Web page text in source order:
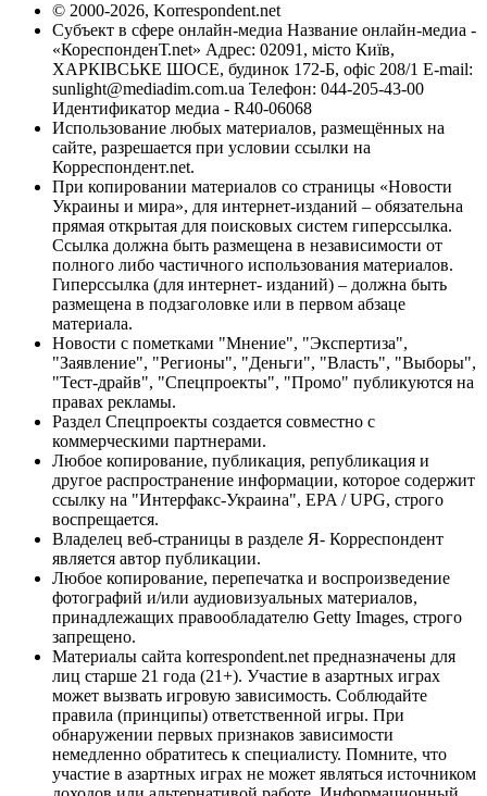
© 2000-2026, Korrespondent.net
Субъект в сфере онлайн-медиа Название онлайн-медиа -
«КореспонденТ.net» Адрес: 02091, місто Київ,
ХАРКІВСЬКЕ ШОСЕ, будинок 172-Б, офіс 208/1 E-mail:
sunlight@mediadim.com.ua Телефон: 044-205-43-00
Идентификатор медиа - R40-06068
Использование любых материалов, размещённых на
сайте, разрешается при условии ссылки на
Корреспондент.net.
При копировании материалов со страницы «Новости
Украины и мира», для интернет-изданий – обязательна
прямая открытая для поисковых систем гиперссылка.
Ссылка должна быть размещена в независимости от
полного либо частичного использования материалов.
Гиперссылка (для интернет- изданий) – должна быть
размещена в подзаголовке или в первом абзаце
материала.
Новости с пометками "Мнение", "Экспертиза",
"Заявление", "Регионы", "Деньги", "Власть", "Выборы",
"Тест-драйв", "Спецпроекты", "Промо" публикуются на
правах рекламы.
Раздел Спецпроекты создается совместно с
коммерческими партнерами.
Любое копирование, публикация, републикация и
другое распространение информации, которое содержит
ссылку на "Интерфакс-Украина", EPA / UPG, строго
воспрещается.
Владелец веб-страницы в разделе Я- Корреспондент
является автор публикации.
Любое копирование, перепечатка и воспроизведение
фотографий и/или аудиовизуальных материалов,
принадлежащих правообладателю Getty Images, строго
запрещено.
Материалы сайта korrespondent.net предназначены для
лиц старше 21 года (21+). Участие в азартных играх
может вызвать игровую зависимость. Соблюдайте
правила (принципы) ответственной игры. При
обнаружении первых признаков зависимости
немедленно обратитесь к специалисту. Помните, что
участие в азартных играх не может являться источником